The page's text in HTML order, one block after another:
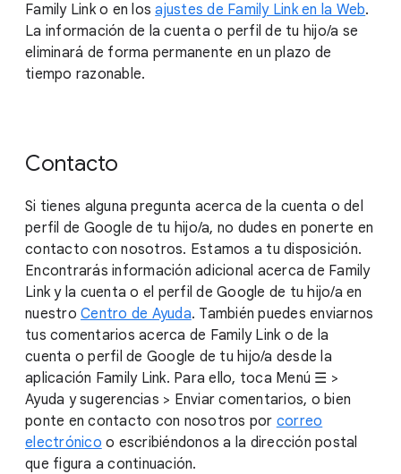
Family Link o en losajustes de Family Link en la Web.
La información de la cuenta o perfil de tu hijo/a se
eliminará de forma permanente en un plazo de
tiempo razonable.
Contacto
Si tienes alguna pregunta acerca de la cuenta o del
perfil de Google de tu hijo/a, no dudes en ponerte en
contacto con nosotros. Estamos a tu disposición.
Encontrarás información adicional acerca de Family
Link y la cuenta o el perfil de Google de tu hijo/a en
nuestro Centro de Ayuda. También puedes enviarnos
tus comentarios acerca de Family Link o de la
cuenta o perfil de Google de tu hijo/a desde la
aplicación Family Link. Para ello, toca Menú ☰ >
Ayuda y sugerencias > Enviar comentarios, o bien
ponte en contacto con nosotros por correo
electrónico o escribiéndonos a la dirección postal
que figura a continuación.